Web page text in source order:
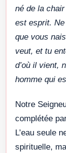
né de la
est esprit. Ne
que vous
veut, et tu
d’où il vient,
homme qui
Notre
complétée
L’eau seule
spirituelle,